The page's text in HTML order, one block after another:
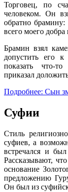
Торговец, по
человеком. Он
обратно
всего моего
Брамин взял
допустить его
показать что-
приказал
Подробнее: Сын
Суфии
Стиль
суфиев, а
встречался и
Рассказывают,
основание
предложению
Он был из